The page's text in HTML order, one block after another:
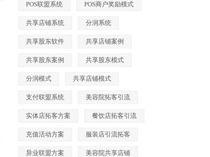
POS联盟系统 POS商户奖励模式
共享店铺系统 分润系统
共享股东软件 共享店铺案例
共享股东案例 共享股东模式
分润模式 共享店铺模式
支付联盟系统 美容院拓客引流
实体店拓客方案 餐饮店拓客引流
充值活动方案 服装店引流拓客
异业联盟方案 美容院共享店铺